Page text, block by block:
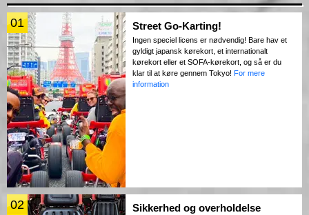
01 Street Go-Karting!
Ingen speciel licens er nødvendig! Bare hav et
gyldigt japansk kørekort, et internationalt
kørekort eller et SOFA-kørekort, og så er du
klar til at køre gennem Tokyo! For mere
information
02 Sikkerhed og overholdelse